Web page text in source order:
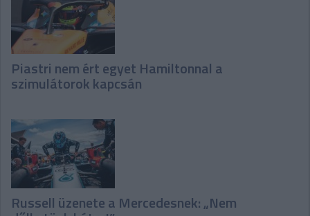
Piastri nem ért egyet Hamiltonnal a
szimulátorok kapcsán
Russell üzenete a Mercedesnek: „Nem